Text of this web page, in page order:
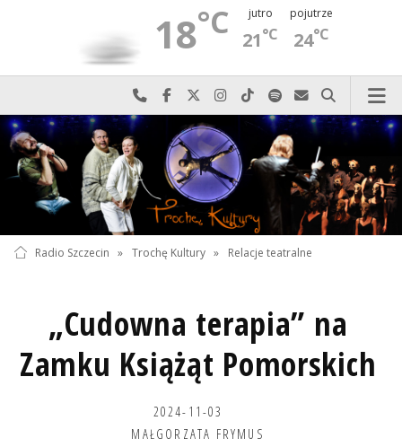
18°C jutro
21°C
pojutrze
24°C
Najlepiej po prostu do nas zadzwoń
Odwiedź nas na Facebook-u
Odwiedź nas na X
Odwiedź nas na Instagram-ie
Odwiedź nas na TikTok-u
Szukaj nas na Spotify
Wyślij do nas
Szukaj
Radio Szczecin » Trochę Kultury » Relacje teatralne
„Cudowna terapia” na
Zamku Książąt Pomorskich
2024-11-03
MAŁGORZATA FRYMUS